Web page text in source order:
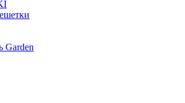
Garden